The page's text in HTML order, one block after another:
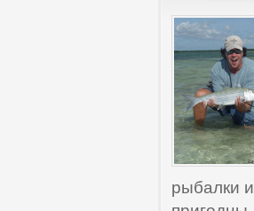
рыбалки